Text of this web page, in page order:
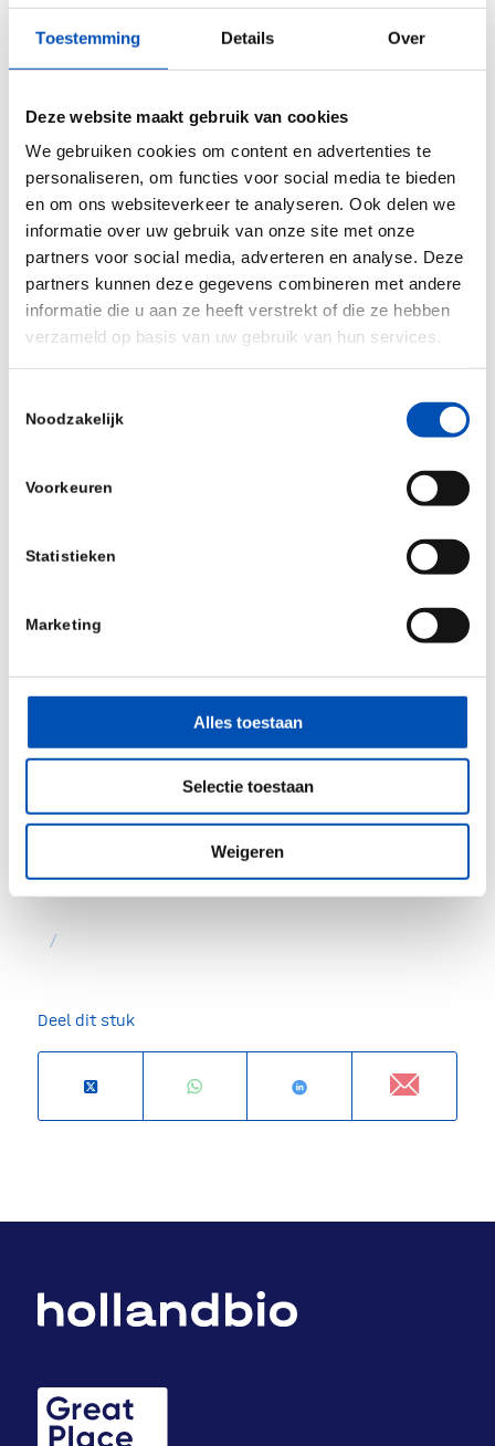
Toestemming Details Over
Deze website maakt gebruik van cookies
We gebruiken cookies om content en advertenties te
personaliseren, om functies voor social media te bieden
en om ons websiteverkeer te analyseren. Ook delen we
informatie over uw gebruik van onze site met onze
partners voor social media, adverteren en analyse. Deze
partners kunnen deze gegevens combineren met andere
informatie die u aan ze heeft verstrekt of die ze hebben
verzameld op basis van uw gebruik van hun services.
Noodzakelijk
Voorkeuren
Statistieken
Marketing
Alles toestaan
Selectie toestaan
Weigeren
belangrijke kanttekening is wel dat de exacte
visievorming zal plaatsvinden onder leiding van
het nieuw te vormen kabinet. Het centrale
uitgangspunt van het kabinet bij het uitwerken
van de integrale visie is de bijdrage die
biotechnologie kan leveren aan onze economie, de
volksgezondheid en maatschappelijke transities
zoals de eiwittransitie en landbouwtransitie, de
klimaattransitie en de transitie naar een circulaire
economie. En die bijdrage van
de biorevolutie is in
potentie enorm, zo lieten we eerder ook al ineen
oogopslagzien.
Vanzelfsprekend zal hollandbio alle kansen pakken
traject nauw in de gaten houden!
/
Deel dit stuk